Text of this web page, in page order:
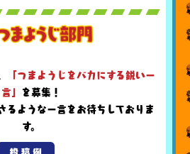
「つまようじをバカにする鋭い一
言」 を募集！
るような一言をお待ちしておりま
す。